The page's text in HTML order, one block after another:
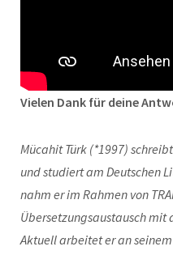
Vielen Dank für deine
Mücahit Türk (*1997)
und studiert am Deutschen
nahm er im Rahmen von
Übersetzungsaustausch mit
Aktuell arbeitet er an